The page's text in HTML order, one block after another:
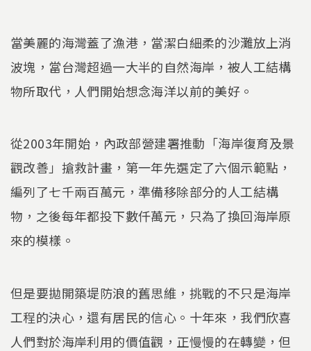
當美麗的海灣蓋了漁港，當潔白細柔的沙灘放上消
波塊，當台灣超過一大半的自然海岸，被人工結構
物所取代，人們開始想念海洋以前的美好。
從2003年開始，內政部營建署推動「海岸復育及景
觀改善」搶救計畫，第一年先選定了六個示範點，
編列了七千兩百萬元，準備移除部分的人工結構
物，之後每年都投下數仟萬元，只為了換回海岸原
來的模樣。
但是要拋開築堤防浪的舊思維，挑戰的不只是海岸
工程的決心，還有居民的信心。十年來，我們欣喜
人們對於海岸利用的價值觀，正慢慢的在轉變，但